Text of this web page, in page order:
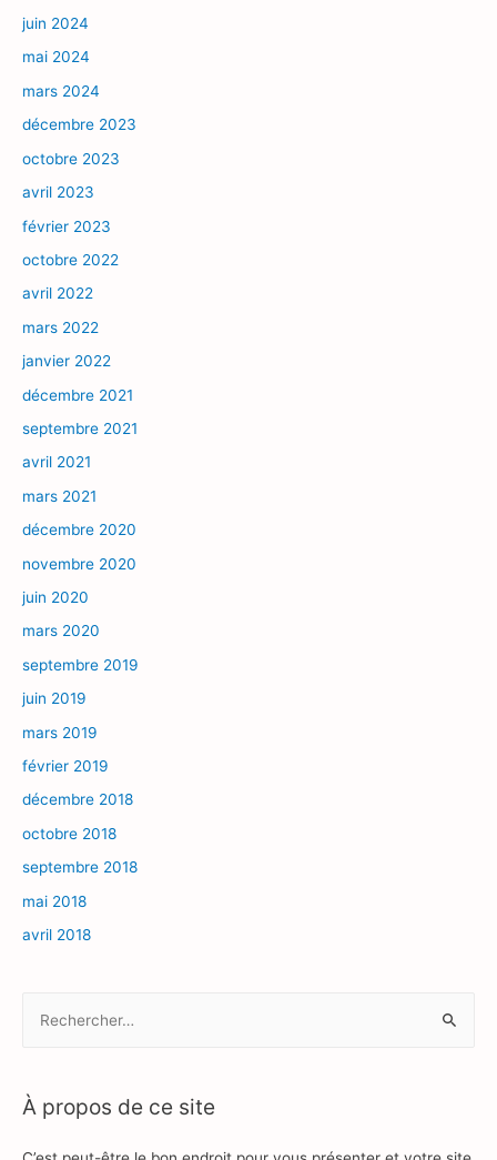
juin 2024
mai 2024
mars 2024
décembre 2023
octobre 2023
avril 2023
février 2023
octobre 2022
avril 2022
mars 2022
janvier 2022
décembre 2021
septembre 2021
avril 2021
mars 2021
décembre 2020
novembre 2020
juin 2020
mars 2020
septembre 2019
juin 2019
mars 2019
février 2019
décembre 2018
octobre 2018
septembre 2018
mai 2018
avril 2018
h
r
À propos de ce site